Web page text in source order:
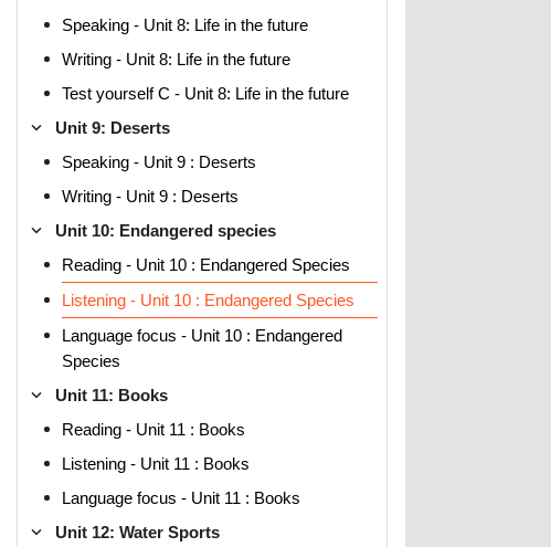
Speaking - Unit 8: Life in the future
Writing - Unit 8: Life in the future
Test yourself C - Unit 8: Life in the future
Unit 9: Deserts
Speaking - Unit 9 : Deserts
Writing - Unit 9 : Deserts
Unit 10: Endangered species
Reading - Unit 10 : Endangered Species
Listening - Unit 10 : Endangered Species
Language focus - Unit 10 : Endangered
Species
Unit 11: Books
Reading - Unit 11 : Books
Listening - Unit 11 : Books
Language focus - Unit 11 : Books
Unit 12: Water Sports